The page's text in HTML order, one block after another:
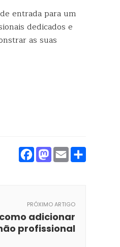
entrada para um
dedicados e
as suas
Facebook
Mastodon
Email
PRÓXIMO ARTIGO
adicionar
profissional